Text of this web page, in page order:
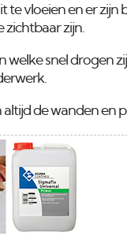
te vloeien en er
zichtbaar zijn.
welke snel drogen
altijd de wanden en